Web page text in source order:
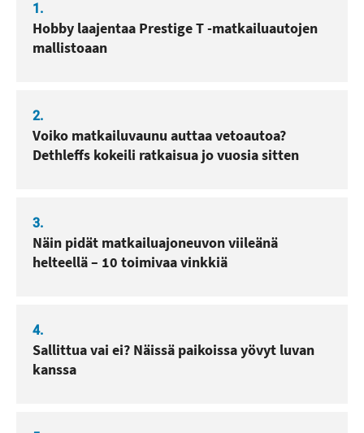
1.
Hobby laajentaa Prestige T -matkailuautojen
mallistoaan
2.
Voiko matkailuvaunu auttaa vetoautoa?
Dethleffs kokeili ratkaisua jo vuosia sitten
3.
Näin pidät matkailuajoneuvon viileänä
helteellä – 10 toimivaa vinkkiä
4.
Sallittua vai ei? Näissä paikoissa yövyt luvan
kanssa